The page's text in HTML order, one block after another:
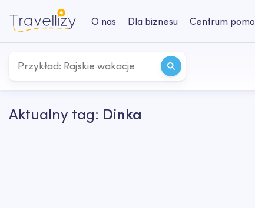
O nas Dla biznesu Centrum
Aktualny tag: Dinka